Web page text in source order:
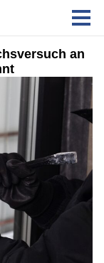
an